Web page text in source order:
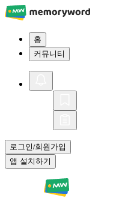
홈
커뮤니티
로그인/회원가입
앱 설치하기